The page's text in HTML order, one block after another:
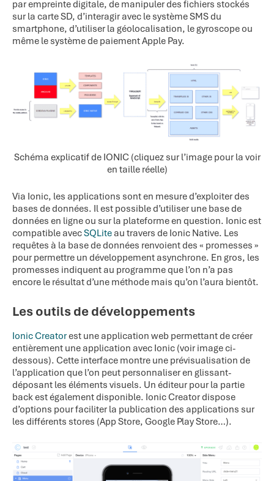
par empreinte digitale, de manipuler des fichiers stockés
sur la carte SD, d’interagir avec le système SMS du
smartphone, d’utiliser la géolocalisation, le gyroscope ou
même le système de paiement Apple Pay.
Schéma explicatif de IONIC (cliquez sur l’image pour la voir
en taille réelle)
Via Ionic, les applications sont en mesure d’exploiter des
bases de données. Il est possible d’utiliser une base de
données en ligne ou sur la plateforme en question. Ionic est
compatible avecSQLite au travers de Ionic Native. Les
requêtes à la base de données renvoient des « promesses »
pour permettre un développement asynchrone. En gros, les
promesses indiquent au programme que l’on n’a pas
encore le résultat d’une méthode mais qu’on l’aura bientôt.
Les outils de développements
Ionic Creatorest une application web permettant de créer
entièrement une application avec Ionic (voir image ci-
dessous). Cette interface montre une prévisualisation de
l’application que l’on peut personnaliser en glissant-
déposant les éléments visuels. Un éditeur pour la partie
back est également disponible. Ionic Creator dispose
d’options pour faciliter la publication des applications sur
les différents stores (App Store, Google Play Store…).